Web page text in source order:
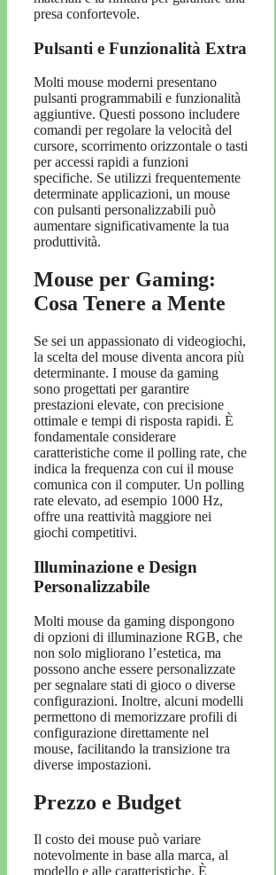
presa confortevole.
Pulsanti e Funzionalità Extra
Molti mouse moderni presentano
pulsanti programmabili e funzionalità
aggiuntive. Questi possono includere
comandi per regolare la velocità del
cursore, scorrimento orizzontale o tasti
per accessi rapidi a funzioni
specifiche. Se utilizzi frequentemente
determinate applicazioni, un mouse
con pulsanti personalizzabili può
aumentare significativamente la tua
produttività.
Mouse per Gaming:
Cosa Tenere a Mente
Se sei un appassionato di videogiochi,
la scelta del mouse diventa ancora più
determinante. I mouse da gaming
sono progettati per garantire
prestazioni elevate, con precisione
ottimale e tempi di risposta rapidi. È
fondamentale considerare
caratteristiche come il polling rate, che
indica la frequenza con cui il mouse
comunica con il computer. Un polling
rate elevato, ad esempio 1000 Hz,
offre una reattività maggiore nei
giochi competitivi.
Illuminazione e Design
Personalizzabile
Molti mouse da gaming dispongono
di opzioni di illuminazione RGB, che
non solo migliorano l’estetica, ma
possono anche essere personalizzate
per segnalare stati di gioco o diverse
configurazioni. Inoltre, alcuni modelli
permettono di memorizzare profili di
configurazione direttamente nel
mouse, facilitando la transizione tra
diverse impostazioni.
Prezzo e Budget
Il costo dei mouse può variare
notevolmente in base alla marca, al
modello e alle caratteristiche. È